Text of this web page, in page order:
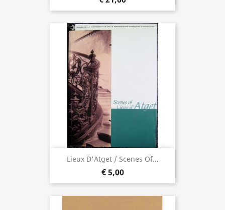
Lieux D'Atget / Scenes Of...
€ 5,00